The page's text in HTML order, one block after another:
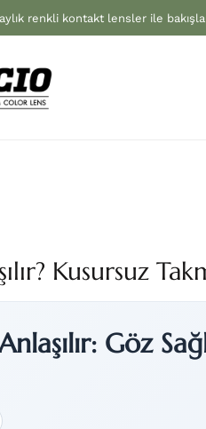
renkli kontakt lensler ile
Kusursuz
Göz